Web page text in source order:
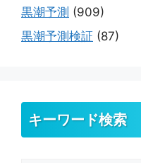
黒潮予測 (909)
黒潮予測検証 (87)
キーワード検索